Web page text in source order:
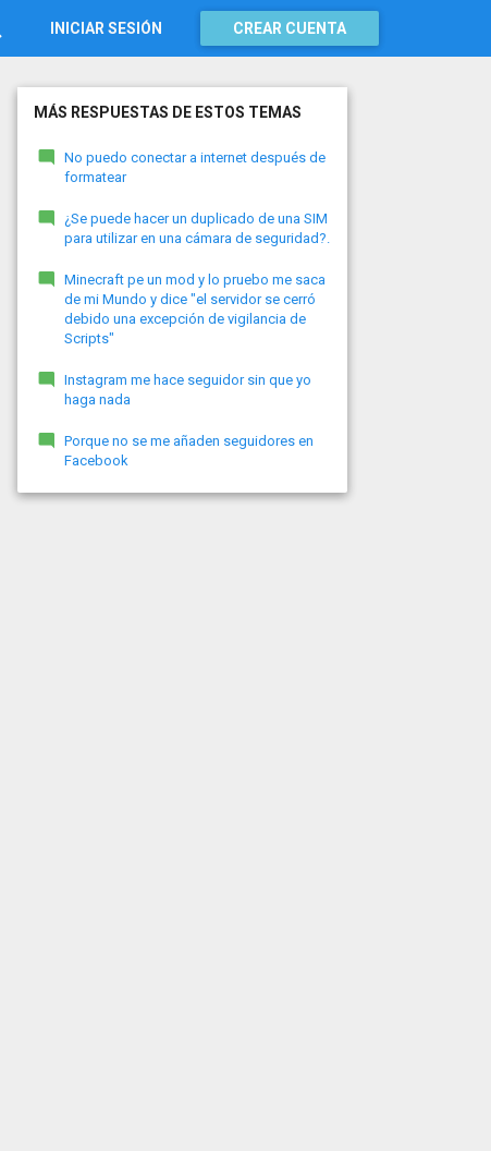
INICIAR SESIÓN CREAR CUENTA
MÁS RESPUESTAS DE ESTOS TEMAS
No puedo conectar a internet después de
formatear
¿Se puede hacer un duplicado de una SIM
para utilizar en una cámara de seguridad?.
Minecraft pe un mod y lo pruebo me saca
de mi Mundo y dice "el servidor se cerró
debido una excepción de vigilancia de
Scripts"
Instagram me hace seguidor sin que yo
haga nada
Porque no se me añaden seguidores en
Facebook